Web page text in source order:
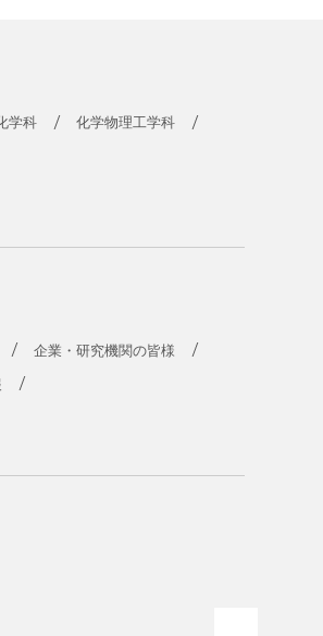
学科 化学物理工学科
企業・研究機関の皆様